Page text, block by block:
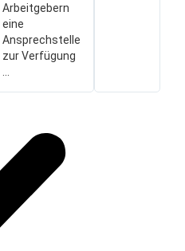
Arbeitgebern
eine
Ansprechstelle
zur Verfügung